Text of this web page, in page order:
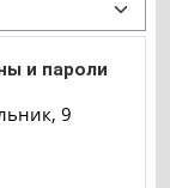
и пароли
9